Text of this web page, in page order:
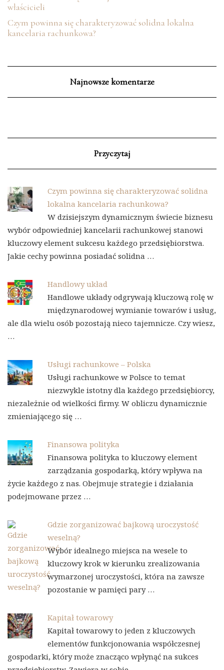
właścicieli
Czym powinna się charakteryzować solidna lokalna
kancelaria rachunkowa?
Najnowsze komentarze
Przyczytaj
Czym powinna się charakteryzować solidna
lokalna kancelaria rachunkowa?
W dzisiejszym dynamicznym świecie biznesu
wybór odpowiedniej kancelarii rachunkowej stanowi
kluczowy element sukcesu każdego przedsiębiorstwa.
Jakie cechy powinna posiadać solidna …
Handlowy układ
Handlowe układy odgrywają kluczową rolę w
międzynarodowej wymianie towarów i usług,
ale dla wielu osób pozostają nieco tajemnicze. Czy wiesz,
…
Usługi rachunkowe – Polska
Usługi rachunkowe w Polsce to temat
niezwykle istotny dla każdego przedsiębiorcy,
niezależnie od wielkości firmy. W obliczu dynamicznie
zmieniającego się …
Finansowa polityka
Finansowa polityka to kluczowy element
zarządzania gospodarką, który wpływa na
życie każdego z nas. Obejmuje strategie i działania
podejmowane przez …
Gdzie zorganizować bajkową uroczystość
weselną?
Wybór idealnego miejsca na wesele to
kluczowy krok w kierunku zrealizowania
wymarzonej uroczystości, która na zawsze
pozostanie w pamięci pary …
Kapitał towarowy
Kapitał towarowy to jeden z kluczowych
elementów funkcjonowania współczesnej
gospodarki, który może znacząco wpłynąć na sukces